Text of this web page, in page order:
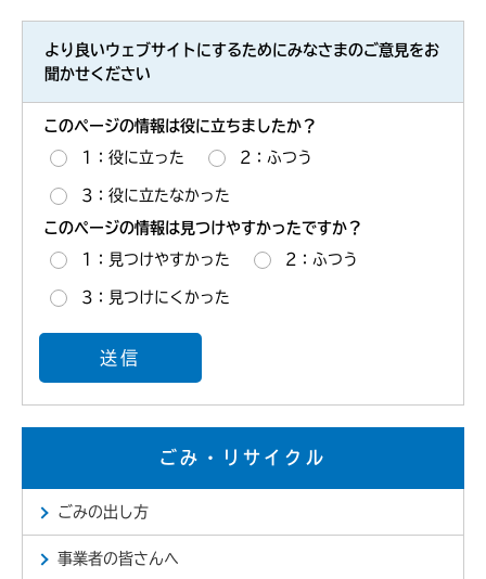
ごみ・リサイクル
ごみの出し方
事業者の皆さんへ
より良いウェブサイトにするためにみなさまのご意見をお
聞かせください
このページの情報は役に立ちましたか？
1：役に立った 2：ふつう
3：役に立たなかった
このページの情報は見つけやすかったですか？
1：見つけやすかった 2：ふつう
3：見つけにくかった